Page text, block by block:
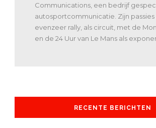
Communications, een bedrijf
autosportcommunicatie. Zijn passies
evenzeer rally, als circuit, met de
en de 24 Uur van Le Mans als
RECENTE BERICHTEN